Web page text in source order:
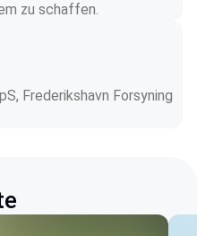
zu schaffen.
Frederikshavn Forsyning